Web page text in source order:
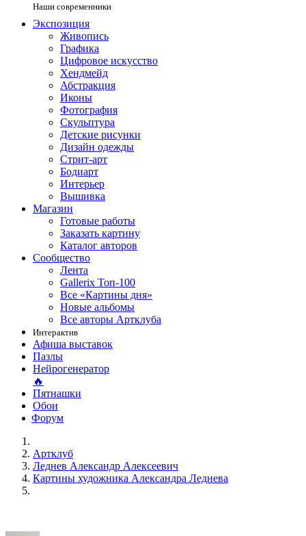
Наши современники
Экспозиция
Живопись
Графика
Цифровое искусство
Хендмейд
Абстракция
Иконы
Фотография
Скульптура
Детские рисунки
Дизайн одежды
Стрит-арт
Бодиарт
Интерьер
Вышивка
Магазин
Готовые работы
Заказать картину
Каталог авторов
Сообщество
Лента
Gallerix Топ-100
Все «Картины дня»
Новые альбомы
Все авторы Артклуба
Интерактив
Афиша выставок
Пазлы
Нейрогенератор
🔥
Пятнашки
Обои
Форум
Артклуб
Леднев Александр Алексеевич
Картины художника Александра Леднева